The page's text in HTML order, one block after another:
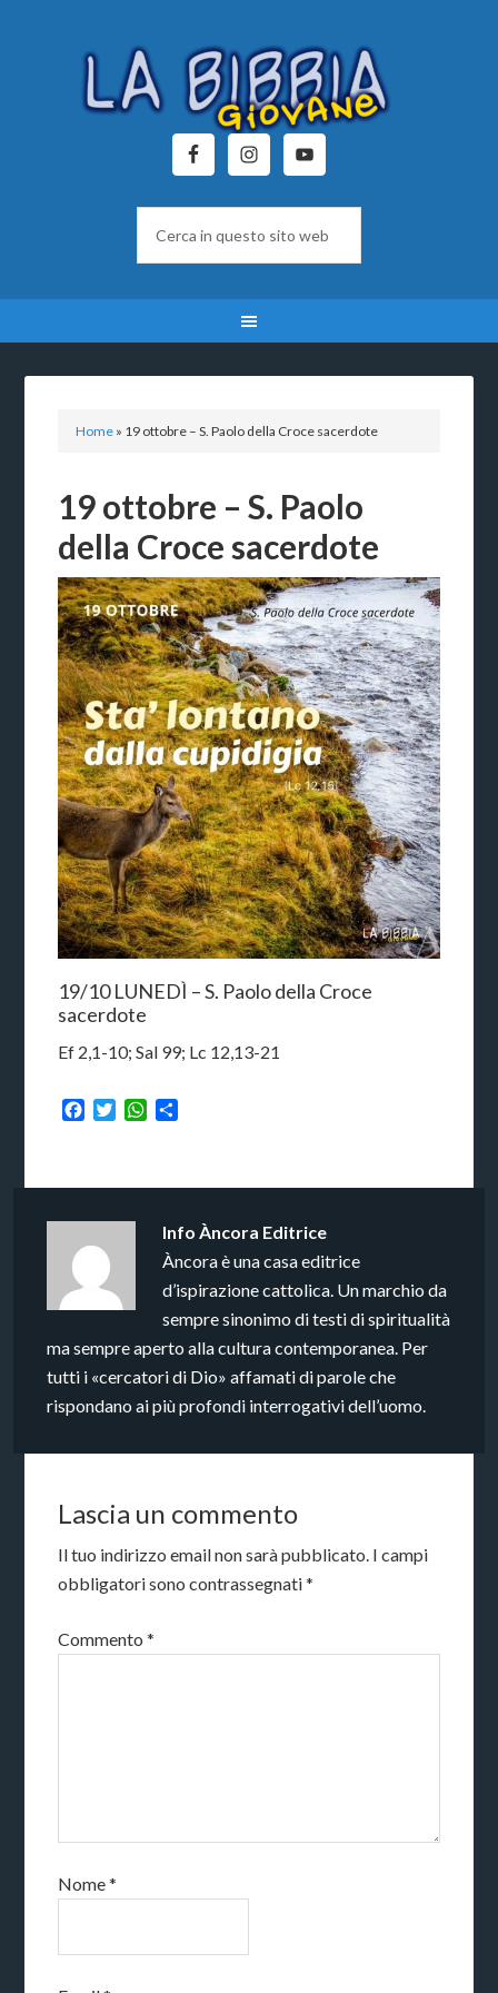
Home » 19 ottobre – S. Paolo della Croce sacerdote
19 ottobre – S. Paolo
della Croce sacerdote
19/10 LUNEDÌ – S. Paolo della Croce
sacerdote
Ef 2,1-10; Sal 99; Lc 12,13-21
Facebook
TwitterWhatsApp
InfoÀncora Editrice
Àncora è una casa editrice
d’ispirazione cattolica. Un marchio da
sempre sinonimo di testi di spiritualità
ma sempre aperto alla cultura contemporanea. Per
tutti i «cercatori di Dio» affamati di parole che
rispondano ai più profondi interrogativi dell’uomo.
Lascia un commento
Il tuo indirizzo email non sarà pubblicato. I campi
obbligatori sono contrassegnati*
Commento*
Nome*